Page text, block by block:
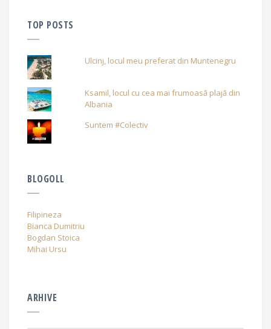
TOP POSTS
Ulcinj, locul meu preferat din Muntenegru
Ksamil, locul cu cea mai frumoasă plajă din
Albania
Suntem #Colectiv
BLOGOLL
Filipineza
Bianca Dumitriu
Bogdan Stoica
Mihai Ursu
ARHIVE